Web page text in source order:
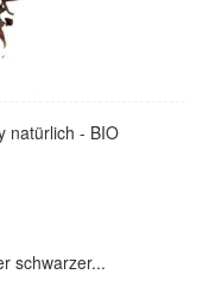
natürlich - BIO
schwarzer...